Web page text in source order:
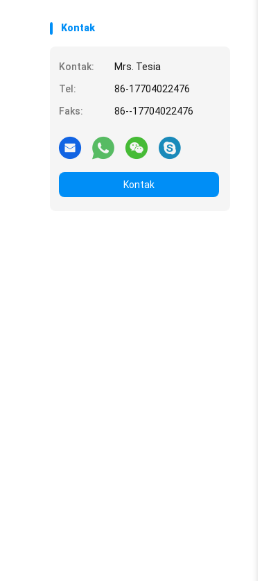
Kontak
Kontak:
Mrs. Tesia
Tel:
86-17704022476
Faks:
86--17704022476
Kontak